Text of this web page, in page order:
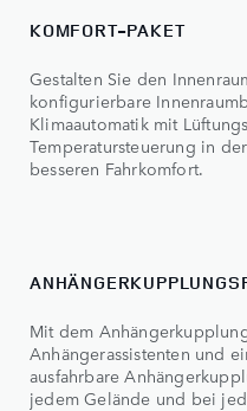
KOMFORT-PAKET
Gestalten Sie den
konfigurierbare
Klimaautomatik mit
Temperatursteuerung in
besseren Fahrkomfort.
Mit dem
Anhängerassistenten und
ausfahrbare
jedem Gelände und bei